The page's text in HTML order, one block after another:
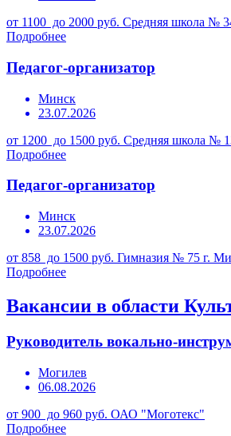
от 1100 до 2000 руб. Средняя школа №
Подробнее
Педагог-организатор
Минск
23.07.2026
от 1200 до 1500 руб. Средняя школа №
Подробнее
Педагог-организатор
Минск
23.07.2026
от 858 до 1500 руб. Гимназия № 75 г.
Подробнее
Вакансии в области
Руководитель вокально-
Могилев
06.08.2026
от 900 до 960 руб. ОАО "Моготекс"
Подробнее